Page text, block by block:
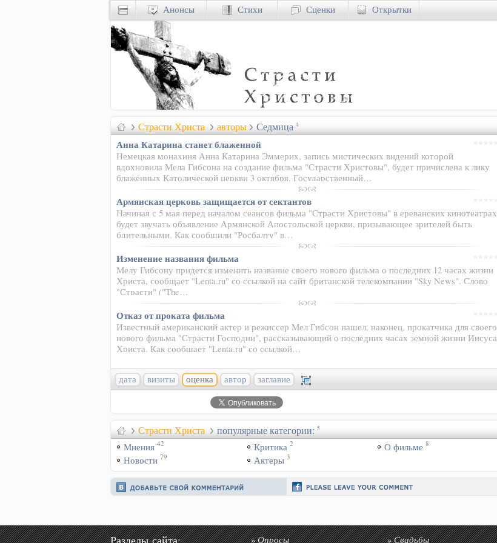
Страсти Христа авторы Седмица 4
Анна Катарина станет блаженной
Немецкая монахиня Анна Катарина Эммерих, запись мистических видений которой
вдохновила Мела Гибсона на создание фильма "Страсти Христовы", будет причислена к лику
блаженных Католической церкви 3 октября. Государственный…
Армянская церковь защищается от сектантов
Начиная с 5 мая перед началом сеансов фильма "Страсти Христовы" в ереванских кинотеатрах
будет звучать объявление Армянской Апостольской церкви, призывающее зрителей быть
бдительными. Как сообщили "Росбалту" в…
Изменение названия фильма
Мелу Гибсону придется изменить название своего нового фильма о последних 12 часах жизни
Христа, сообщает "Lenta.ru" со ссылкой на сайт британской телекомпании "Sky News". Слово
"Страсти" ("The…
Отказ от проката фильма
Известный американский актер и режиссер Мел Гибсон нашел, наконец, прокатчика для своего
нового фильма "Страсти Господни", рассказывающий о последних часах земной жизни Иисуса
Христа. Как сообщает "Lenta.ru" со ссылкой…
дата визиты оценка автор заглавие
Страсти Христа популярные категории: 5
Мнения 42
Новости 79
Критика 2
Актеры 3
О фильме 8
Анонсы Стихи Сценки Открытки
Разделы сайта: »Опросы »Свадьбы